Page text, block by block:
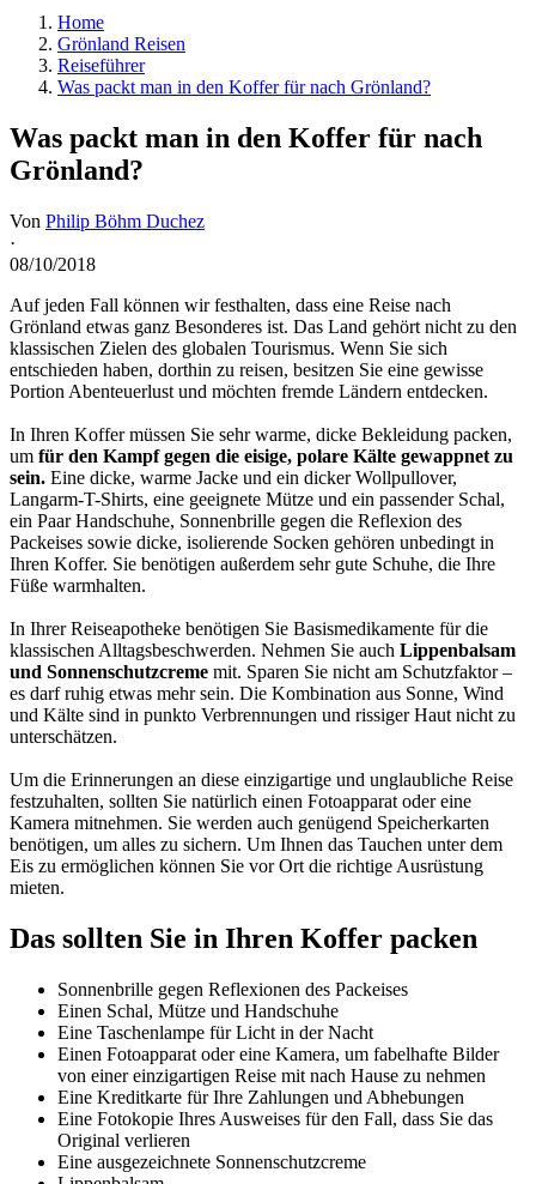
Home
Grönland Reisen
Reiseführer
Was packt man in den Koffer für nach Grönland?
Was packt man in den Koffer für nach
Grönland?
Von Philip Böhm Duchez
·
08/10/2018
Auf jeden Fall können wir festhalten, dass eine Reise nach
Grönland etwas ganz Besonderes ist. Das Land gehört nicht zu den
klassischen Zielen des globalen Tourismus. Wenn Sie sich
entschieden haben, dorthin zu reisen, besitzen Sie eine gewisse
Portion Abenteuerlust und möchten fremde Ländern entdecken.
In Ihren Koffer müssen Sie sehr warme, dicke Bekleidung packen,
um für den Kampf gegen die eisige, polare Kälte gewappnet zu
sein. Eine dicke, warme Jacke und ein dicker Wollpullover,
Langarm-T-Shirts, eine geeignete Mütze und ein passender Schal,
ein Paar Handschuhe, Sonnenbrille gegen die Reflexion des
Packeises sowie dicke, isolierende Socken gehören unbedingt in
Ihren Koffer. Sie benötigen außerdem sehr gute Schuhe, die Ihre
Füße warmhalten.
In Ihrer Reiseapotheke benötigen Sie Basismedikamente für die
klassischen Alltagsbeschwerden. Nehmen Sie auch Lippenbalsam
und Sonnenschutzcreme mit. Sparen Sie nicht am Schutzfaktor –
es darf ruhig etwas mehr sein. Die Kombination aus Sonne, Wind
und Kälte sind in punkto Verbrennungen und rissiger Haut nicht zu
unterschätzen.
Um die Erinnerungen an diese einzigartige und unglaubliche Reise
festzuhalten, sollten Sie natürlich einen Fotoapparat oder eine
Kamera mitnehmen. Sie werden auch genügend Speicherkarten
benötigen, um alles zu sichern. Um Ihnen das Tauchen unter dem
Eis zu ermöglichen können Sie vor Ort die richtige Ausrüstung
mieten.
Das sollten Sie in Ihren Koffer packen
Sonnenbrille gegen Reflexionen des Packeises
Einen Schal, Mütze und Handschuhe
Eine Taschenlampe für Licht in der Nacht
Einen Fotoapparat oder eine Kamera, um fabelhafte Bilder
von einer einzigartigen Reise mit nach Hause zu nehmen
Eine Kreditkarte für Ihre Zahlungen und Abhebungen
Eine Fotokopie Ihres Ausweises für den Fall, dass Sie das
Original verlieren
Eine ausgezeichnete Sonnenschutzcreme